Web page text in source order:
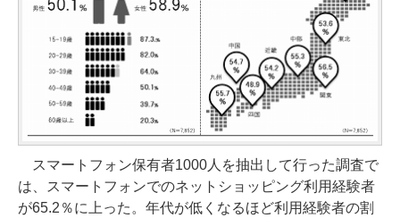
スマートフォン保有者1000人を抽出して行った調査で
は、スマートフォンでのネットショッピング利用経験者
が65.2％に上った。年代が低くなるほど利用経験者の割